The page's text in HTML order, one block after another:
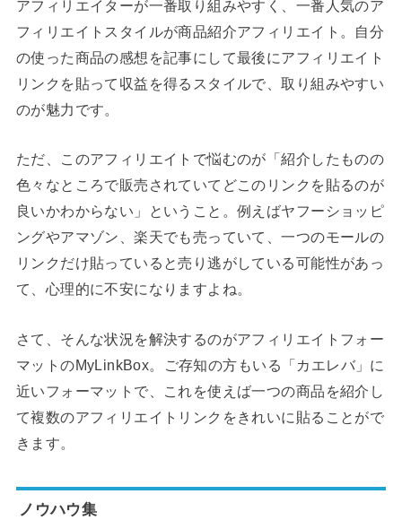
アフィリエイターが一番取り組みやすく、一番人気のア
フィリエイトスタイルが商品紹介アフィリエイト。自分
の使った商品の感想を記事にして最後にアフィリエイト
リンクを貼って収益を得るスタイルで、取り組みやすい
のが魅力です。
ただ、このアフィリエイトで悩むのが「紹介したものの
色々なところで販売されていてどこのリンクを貼るのが
良いかわからない」ということ。例えばヤフーショッピ
ングやアマゾン、楽天でも売っていて、一つのモールの
リンクだけ貼っていると売り逃がしている可能性があっ
て、心理的に不安になりますよね。
さて、そんな状況を解決するのがアフィリエイトフォー
マットのMyLinkBox。ご存知の方もいる「カエレバ」に
近いフォーマットで、これを使えば一つの商品を紹介し
て複数のアフィリエイトリンクをきれいに貼ることがで
きます。
ノウハウ集